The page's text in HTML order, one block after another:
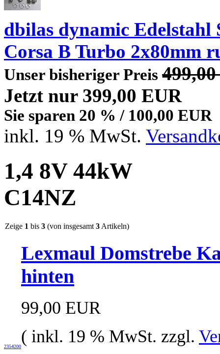
dbilas dynamic Edelstahl
Corsa B Turbo 2x80mm
Unser bisheriger Preis
Jetzt nur 399,00 EUR
Sie sparen 20 % / 100,00 EUR
inkl. 19 % MwSt.
1,4 8V 44kW
C14NZ
Zeige 1 bis 3 (von insgesamt 3 Artikeln)
2354200
Lexmaul Domstrebe
hinten
99,00 EUR
( inkl. 19 % MwSt. zzgl.